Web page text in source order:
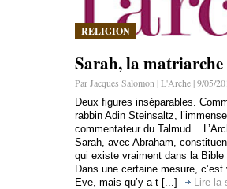
RELIGION
Sarah, la matriarche
Par Jacques Salomon | L'Arche | 9/05/
Deux figures inséparables.
rabbin Adin Steinsaltz,
commentateur du Talmud.
Sarah, avec Abraham,
qui existe vraiment dans la
Dans une certaine mesure,
Eve, mais qu’y a-t [...]
Lire la